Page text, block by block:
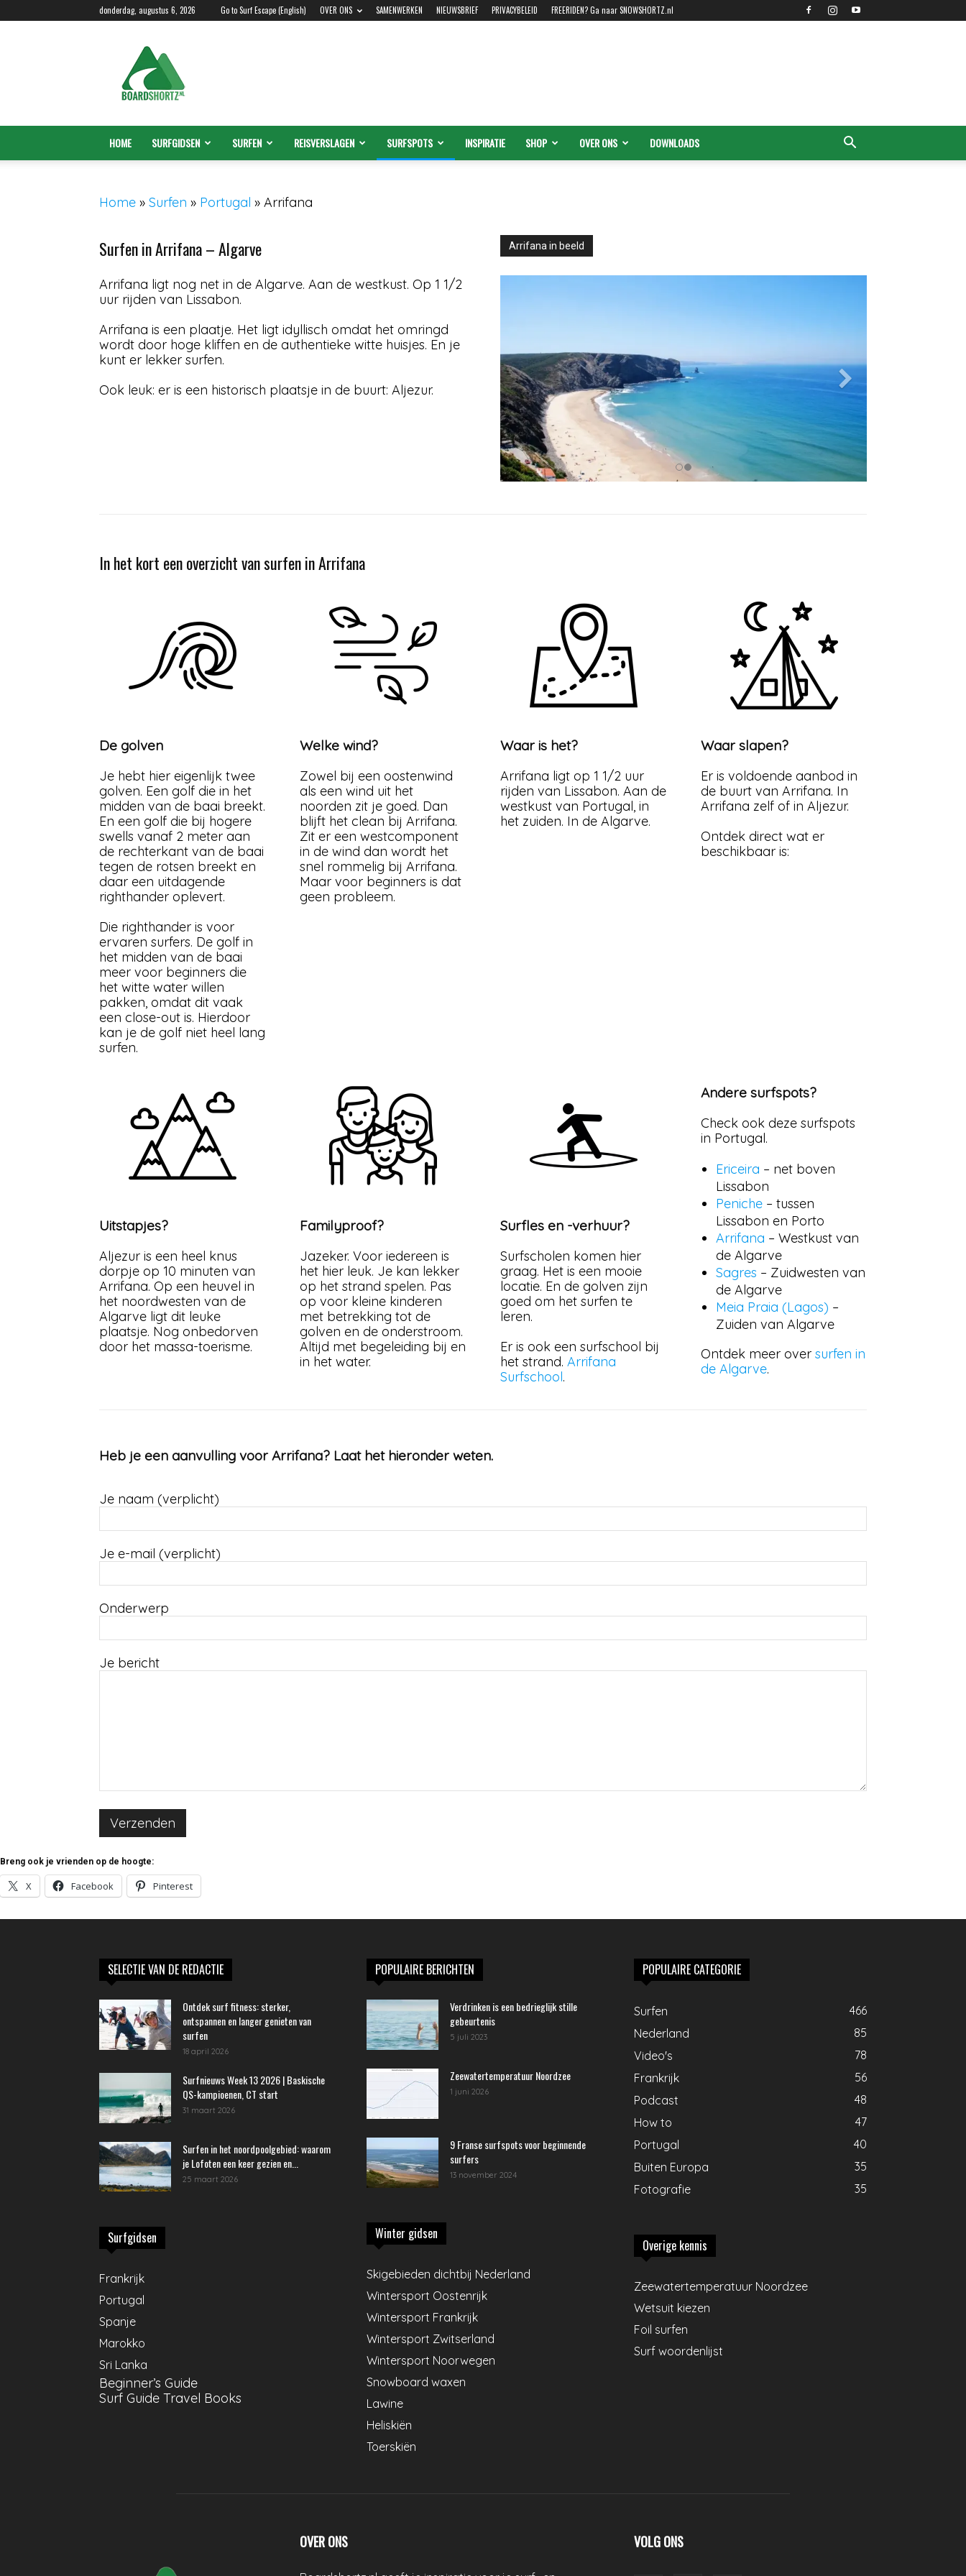
donderdag, augustus 6, 2026 Go to Surf Escape (English) OVER ONS SAMENWERKEN NIEUWSBRIEF PRIVACYBELEID FREERIDEN? Ga naar SNOWSHORTZ.nl
HOME SURFGIDSEN SURFEN REISVERSLAGEN SURFSPOTS INSPIRATIE SHOP OVER ONS DOWNLOADS
Home » Surfen » Portugal » Arrifana
Surfen in Arrifana – Algarve
Arrifana ligt nog net in de Algarve. Aan de westkust. Op 1 1/2
uur rijden van Lissabon.
Arrifana is een plaatje. Het ligt idyllisch omdat het omringd
wordt door hoge kliffen en de authentieke witte huisjes. En je
kunt er lekker surfen.
Ook leuk: er is een historisch plaatsje in de buurt: Aljezur.
Arrifana in beeld
In het kort een overzicht van surfen in Arrifana
De golven
Je hebt hier eigenlijk twee
golven. Een golf die in het
midden van de baai breekt.
En een golf die bij hogere
swells vanaf 2 meter aan
de rechterkant van de baai
tegen de rotsen breekt en
daar een uitdagende
righthander oplevert.
Die righthander is voor
ervaren surfers. De golf in
het midden van de baai
meer voor beginners die
het witte water willen
pakken, omdat dit vaak
een close-out is. Hierdoor
kan je de golf niet heel lang
surfen.
Welke wind?
Zowel bij een oostenwind
als een wind uit het
noorden zit je goed. Dan
blijft het clean bij Arrifana.
Zit er een westcomponent
in de wind dan wordt het
snel rommelig bij Arrifana.
Maar voor beginners is dat
geen probleem.
Waar is het?
Arrifana ligt op 1 1/2 uur
rijden van Lissabon. Aan de
westkust van Portugal, in
het zuiden. In de Algarve.
Waar slapen?
Er is voldoende aanbod in
de buurt van Arrifana. In
Arrifana zelf of in Aljezur.
Ontdek direct wat er
beschikbaar is:
Uitstapjes?
Aljezur is een heel knus
dorpje op 10 minuten van
Arrifana. Op een heuvel in
het noordwesten van de
Algarve ligt dit leuke
plaatsje. Nog onbedorven
door het massa-toerisme.
Familyproof?
Jazeker. Voor iedereen is
het hier leuk. Je kan lekker
op het strand spelen. Pas
op voor kleine kinderen
met betrekking tot de
golven en de onderstroom.
Altijd met begeleiding bij en
in het water.
Surfles en -verhuur?
Surfscholen komen hier
graag. Het is een mooie
locatie. En de golven zijn
goed om het surfen te
leren.
Er is ook een surfschool bij
het strand. Arrifana
Surfschool.
Andere surfspots?
Check ook deze surfspots
in Portugal.
Ericeira – net boven
Lissabon
Peniche – tussen
Lissabon en Porto
Arrifana – Westkust van
de Algarve
Sagres – Zuidwesten van
de Algarve
Meia Praia (Lagos) –
Zuiden van Algarve
Ontdek meer over surfen in
de Algarve.
Heb je een aanvulling voor Arrifana? Laat het hieronder weten.
Je naam (verplicht)
Je e-mail (verplicht)
Onderwerp
Je bericht
Breng ook je vrienden op de hoogte:
X Facebook Pinterest
SELECTIE VAN DE REDACTIE
Ontdek surf fitness: sterker,
ontspannen en langer genieten van
surfen
18 april 2026
Surfnieuws Week 13 2026 | Baskische
QS-kampioenen, CT start
31 maart 2026
Surfen in het noordpoolgebied: waarom
je Lofoten een keer gezien en...
25 maart 2026
Surfgidsen
Frankrijk
Portugal
Spanje
Marokko
Sri Lanka
Beginner’s Guide
Surf Guide Travel Books
POPULAIRE BERICHTEN
Verdrinken is een bedrieglijk stille
gebeurtenis
5 juli 2023
Zeewatertemperatuur Noordzee
1 juni 2026
9 Franse surfspots voor beginnende
surfers
13 november 2024
Winter gidsen
Skigebieden dichtbij Nederland
Wintersport Oostenrijk
Wintersport Frankrijk
Wintersport Zwitserland
Wintersport Noorwegen
Snowboard waxen
Lawine
Heliskiën
Toerskiën
POPULAIRE CATEGORIE
Surfen
466
Nederland
85
Video's
78
Frankrijk
56
Podcast
48
How to
47
Portugal
40
Buiten Europa
35
Fotografie
35
Overige kennis
Zeewatertemperatuur Noordzee
Wetsuit kiezen
Foil surfen
Surf woordenlijst
OVER ONS VOLG ONS